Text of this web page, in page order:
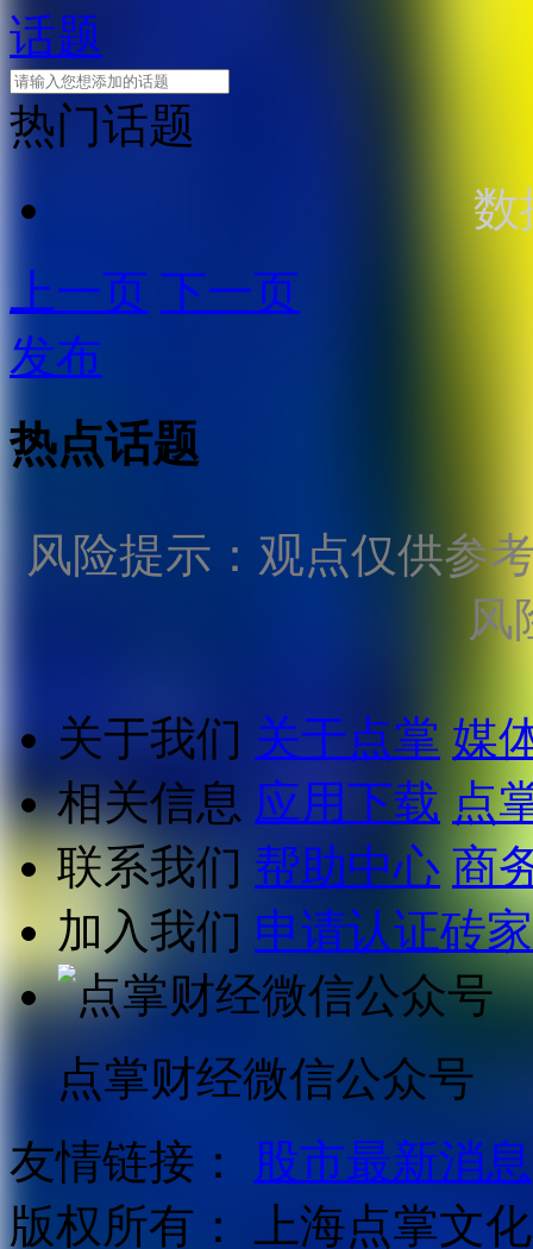
话题
热门话题
数
上一页 下一页
发布
热点话题
风险提示：观点仅供参
风
关于我们 关于点掌 媒
相关信息 应用下载 点
联系我们 帮助中心 商
加入我们 申请认证砖家
点掌财经微信公众号
友情链接：
股市最新消息
版权所有：
上海点掌文